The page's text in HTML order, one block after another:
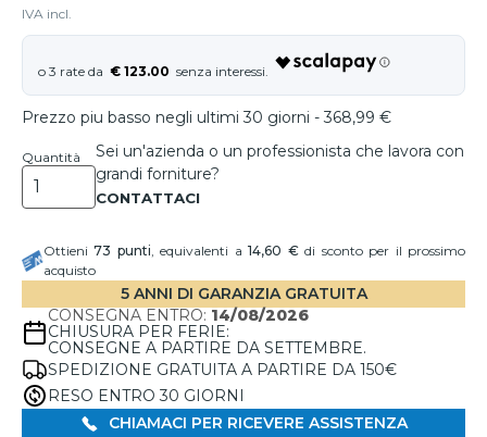
IVA incl.
€ 123.00
Prezzo piu basso negli ultimi 30 giorni - 368,99 €
Quantità
Sei un'azienda o un professionista che lavora con
grandi forniture?
Ottieni73 punti, equivalenti a14,60 €di sconto per il prossimo
acquisto
5 ANNI DI GARANZIA GRATUITA
CONSEGNA ENTRO: 14/08/2026
CHIUSURA PER FERIE:
CONSEGNE A PARTIRE DA SETTEMBRE.
SPEDIZIONE GRATUITA A PARTIRE DA 150€
RESO ENTRO 30 GIORNI
CHIAMACI PER RICEVERE ASSISTENZA